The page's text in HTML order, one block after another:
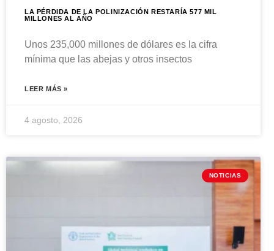
LA PÉRDIDA DE LA POLINIZACIÓN RESTARÍA 577 MIL
MILLONES AL AÑO
Unos 235,000 millones de dólares es la cifra
mínima que las abejas y otros insectos
LEER MÁS »
4 agosto, 2026
NOTICIAS